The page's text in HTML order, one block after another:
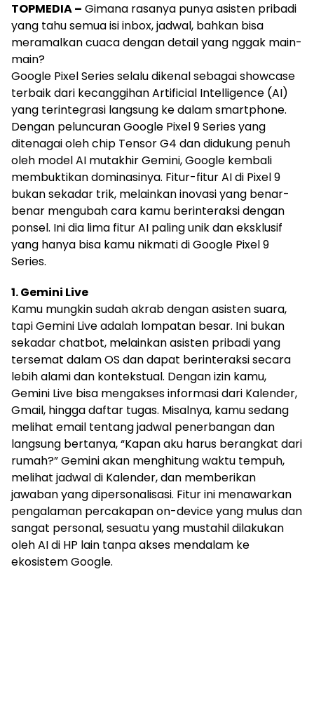
TOPMEDIA – Gimana rasanya punya asisten pribadi
yang tahu semua isi inbox, jadwal, bahkan bisa
meramalkan cuaca dengan detail yang nggak main-
main?
Google Pixel Series selalu dikenal sebagai showcase
terbaik dari kecanggihan Artificial Intelligence (AI)
yang terintegrasi langsung ke dalam smartphone.
Dengan peluncuran Google Pixel 9 Series yang
ditenagai oleh chip Tensor G4 dan didukung penuh
oleh model AI mutakhir Gemini, Google kembali
membuktikan dominasinya. Fitur-fitur AI di Pixel 9
bukan sekadar trik, melainkan inovasi yang benar-
benar mengubah cara kamu berinteraksi dengan
ponsel. Ini dia lima fitur AI paling unik dan eksklusif
yang hanya bisa kamu nikmati di Google Pixel 9
Series.
1. Gemini Live
Kamu mungkin sudah akrab dengan asisten suara,
tapi Gemini Live adalah lompatan besar. Ini bukan
sekadar chatbot, melainkan asisten pribadi yang
tersemat dalam OS dan dapat berinteraksi secara
lebih alami dan kontekstual. Dengan izin kamu,
Gemini Live bisa mengakses informasi dari Kalender,
Gmail, hingga daftar tugas. Misalnya, kamu sedang
melihat email tentang jadwal penerbangan dan
langsung bertanya, “Kapan aku harus berangkat dari
rumah?” Gemini akan menghitung waktu tempuh,
melihat jadwal di Kalender, dan memberikan
jawaban yang dipersonalisasi. Fitur ini menawarkan
pengalaman percakapan on-device yang mulus dan
sangat personal, sesuatu yang mustahil dilakukan
oleh AI di HP lain tanpa akses mendalam ke
ekosistem Google.